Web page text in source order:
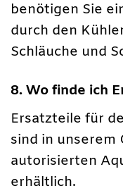
benötigen Sie
durch den
Schläuche und
8. Wo finde ich
Ersatzteile für
sind in unserem
autorisierten
erhältlich.